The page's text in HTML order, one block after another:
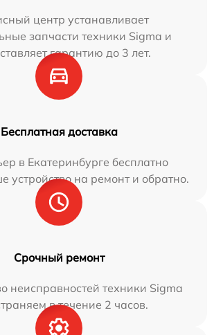
центр устанавливает
запчасти техники Sigma и
гарантию до 3 лет.
Бесплатная доставка
в Екатеринбурге бесплатно
устройство на ремонт и обратно.
Срочный ремонт
неисправностей техники Sigma
в течение 2 часов.